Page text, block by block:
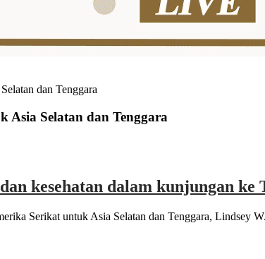
dan Tenggara
Asia Selatan dan Tenggara
kesehatan dalam kunjungan ke
Serikat untuk Asia Selatan dan Tenggara, Lindsey